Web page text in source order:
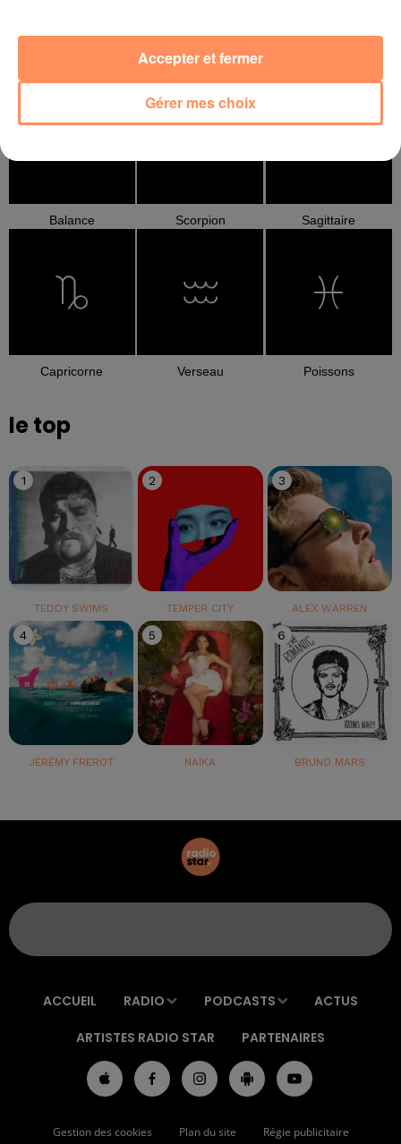
Lion
Balance Scorpion Sagittaire
Capricorne Verseau Poissons
le top
1
TEDDY SWIMS
2
TEMPER CITY
3
ALEX WARREN
4
JÉRÉMY FREROT
5
NAÏKA
6
BRUNO MARS
ACCUEIL RADIO PODCASTS ACTUS
ARTISTES RADIO STAR PARTENAIRES
Gestion des cookies Plan du site Régie publicitaire
Gérer mes choix
Accepter et fermer